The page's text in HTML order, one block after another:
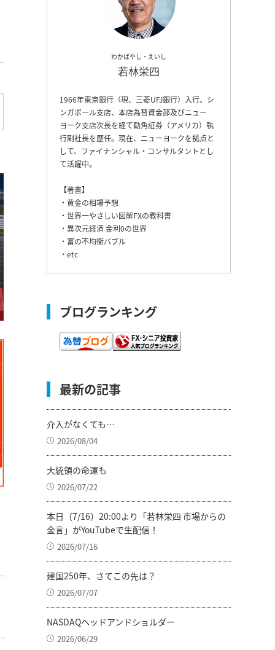
わかばやし・えいし
若林栄四
1966年東京銀行（現、三菱UFJ銀行）入行。シ
ンガポール支店、本店為替資金部及びニュー
ヨーク支店次長を経て勧角証券（アメリカ）執
行副社長を歴任。現在、ニューヨークを拠点と
して、ファイナンシャル・コンサルタントとし
て活躍中。
【著書】
・黄金の相場予想
・世界一やさしい図解FXの教科書
・異次元経済 金利0の世界
・富の不均衡バブル
・etc
ブログランキング
最新の記事
介入がなくても…
2026/08/04
大統領の命運も
2026/07/22
本日（7/16）20:00より「若林栄四 市場からの
金言」がYouTubeで生配信！
2026/07/16
建国250年、さてこの先は？
2026/07/07
NASDAQヘッドアンドショルダー
2026/06/29